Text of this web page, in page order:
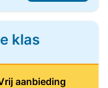
klas
aanbieding